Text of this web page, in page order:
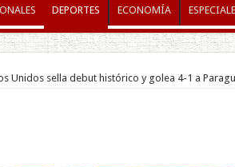
DEPORTES ECONOMÍA
Unidos sella debut histórico y golea 4-1 a